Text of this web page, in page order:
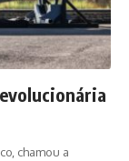
chamou a